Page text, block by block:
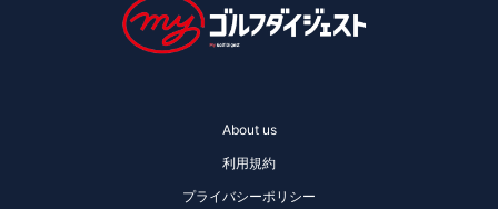
About us
利用規約
プライバシーポリシー